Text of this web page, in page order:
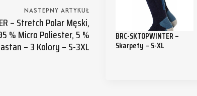
NASTEPNY ARTYKUŁ
– Stretch Polar Męski,
% Micro Poliester, 5 %
– 3 Kolory – S-3XL
BRC-SKTOPWINTER –
Skarpety – S-XL